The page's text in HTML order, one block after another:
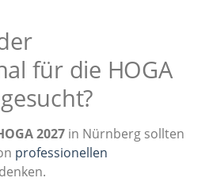
für die HOGA
2027 in Nürnberg sollten
professionellen